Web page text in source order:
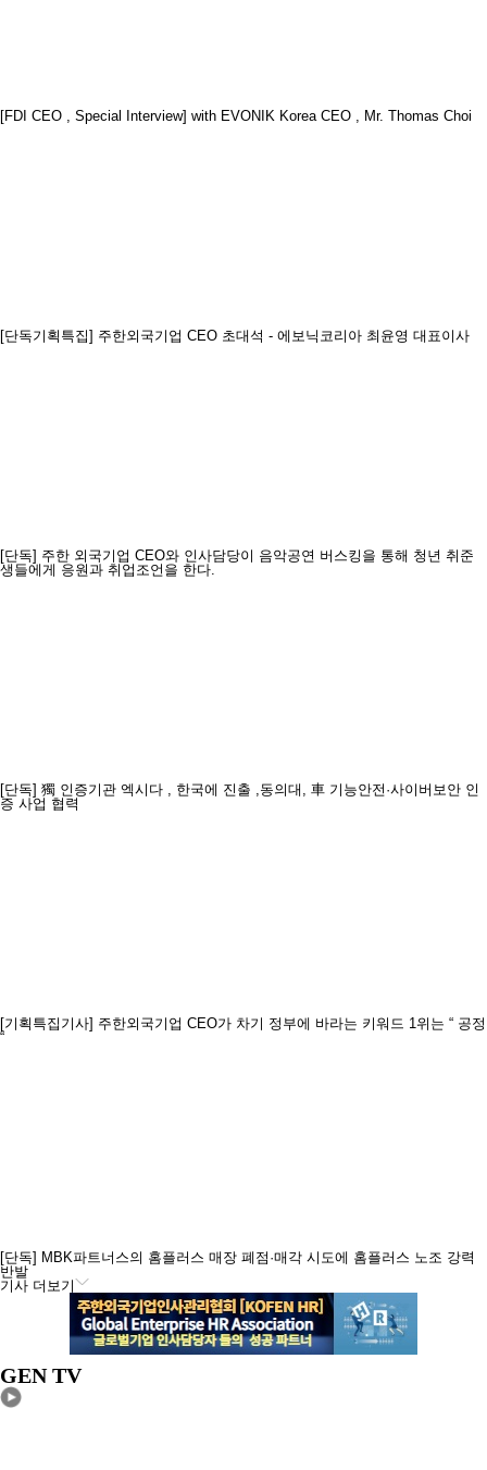
[FDI CEO , Special Interview] with EVONIK Korea CEO , Mr. Thomas Choi
[단독기획특집] 주한외국기업 CEO 초대석 - 에보닉코리아 최윤영 대표이사
[단독] 주한 외국기업 CEO와 인사담당이 음악공연 버스킹을 통해 청년 취준
생들에게 응원과 취업조언을 한다.
[단독] 獨 인증기관 엑시다 , 한국에 진출 ,동의대, 車 기능안전·사이버보안 인
증 사업 협력
[기획특집기사] 주한외국기업 CEO가 차기 정부에 바라는 키워드 1위는 “ 공정
“
[단독] MBK파트너스의 홈플러스 매장 폐점·매각 시도에 홈플러스 노조 강력
반발
기사 더보기
GEN TV